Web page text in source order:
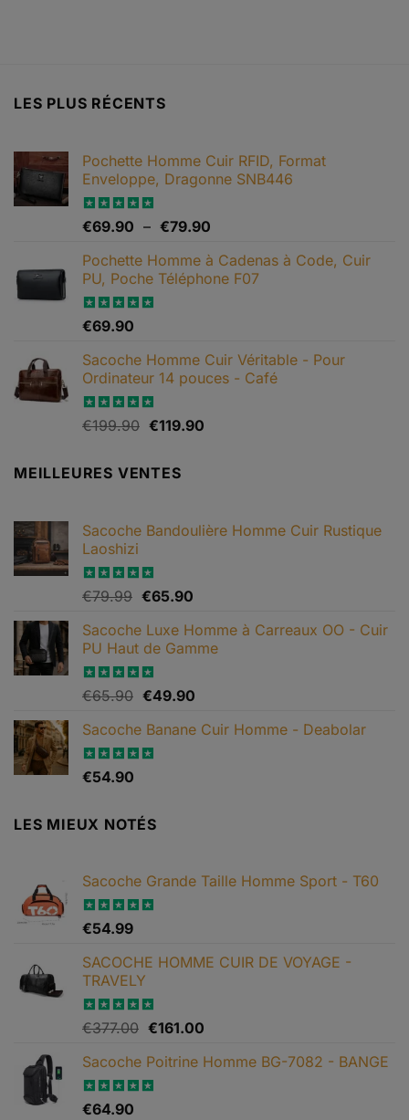
LES PLUS RÉCENTS
Pochette Homme Cuir RFID, Format
Enveloppe, Dragonne SNB446
Note5.00
€69.90 – €79.90
prix :
€69.90
Pochette Homme à Cadenas à Code, Cuir
PU, Poche Téléphone F07
Note4.67
€69.90
Sacoche Homme Cuir Véritable - Pour
Ordinateur 14 pouces - Café
Note5.00
€199.90 Le
était :
€119.90Le
MEILLEURES VENTES
Sacoche Bandoulière Homme Cuir Rustique
Laoshizi
Note4.88
€79.99 Le
initial
était :
€79.99.
€65.90Le
actuel
est :
Sacoche Luxe Homme à Carreaux OO - Cuir
PU Haut de Gamme
Note4.82
€65.90 Le
initial
était :
€49.90Le
actuel
Sacoche Banane Cuir Homme - Deabolar
Note4.79
€54.90
LES MIEUX NOTÉS
Sacoche Grande Taille Homme Sport - T60
Note5.00
€54.99
SACOCHE HOMME CUIR DE VOYAGE -
TRAVELY
Note5.00
€377.00 Le
initial
était :
€161.00Le
actuel
Sacoche Poitrine Homme BG-7082 - BANGE
Note5.00
€64.90